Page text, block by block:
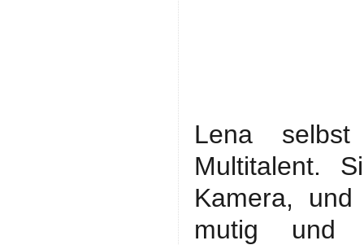
Lena
Multitalent.
Kamera,
mutig und